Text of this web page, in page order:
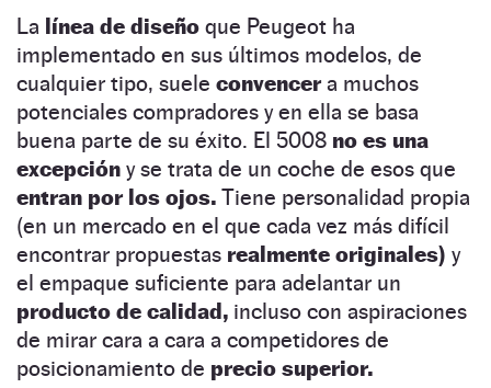
La línea de diseño que Peugeot ha
implementado en sus últimos modelos, de
cualquier tipo, suele convencera muchos
potenciales compradores y en ella se basa
buena parte de su éxito. El 5008 no es una
excepción y se trata de un coche de esos que
entran por los ojos. Tiene personalidad propia
(en un mercado en el que cada vez más difícil
encontrar propuestas realmente originales) y
el empaque suficiente para adelantar un
producto de calidad, incluso con aspiraciones
de mirar cara a cara a competidores de
posicionamiento de precio superior.